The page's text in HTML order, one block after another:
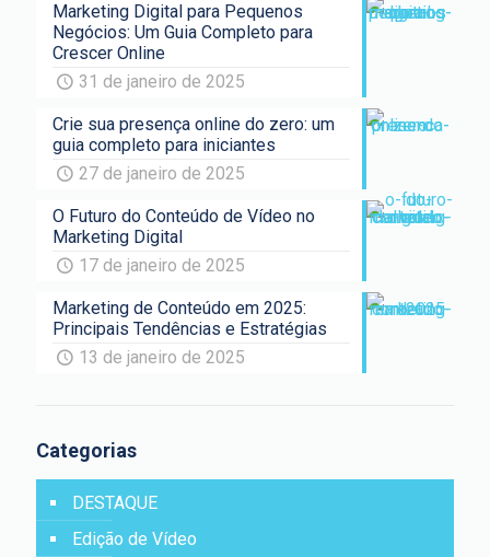
Marketing Digital para Pequenos
Negócios: Um Guia Completo para
Crescer Online
31 de janeiro de 2025
Crie sua presença online do zero: um
guia completo para iniciantes
27 de janeiro de 2025
O Futuro do Conteúdo de Vídeo no
Marketing Digital
17 de janeiro de 2025
Marketing de Conteúdo em 2025:
Principais Tendências e Estratégias
13 de janeiro de 2025
Categorias
DESTAQUE
Edição de Vídeo